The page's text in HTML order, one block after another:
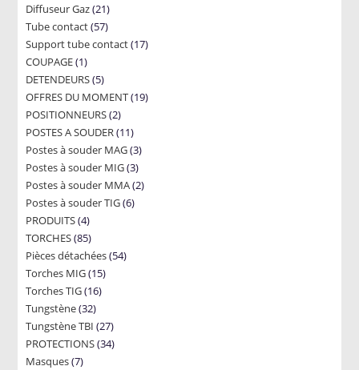
products
Diffuseur Gaz 2121
products
Tube contact 5757
products
Support tube contact 1717
COUPAGE 11
product
DETENDEURS 55
products
OFFRES DU MOMENT 1919
POSITIONNEURS 22
products
POSTES A SOUDER 1111
products
Postes à souder MAG 33
products
Postes à souder MIG 33
products
Postes à souder MMA 22
Postes à souder TIG 66
PRODUITS 44
products
TORCHES 8585
products
Pièces détachées 5454
Torches MIG 1515
Torches TIG 1616
Tungstène 3232
products
Tungstène TBI 2727
products
PROTECTIONS 3434
Masques 77